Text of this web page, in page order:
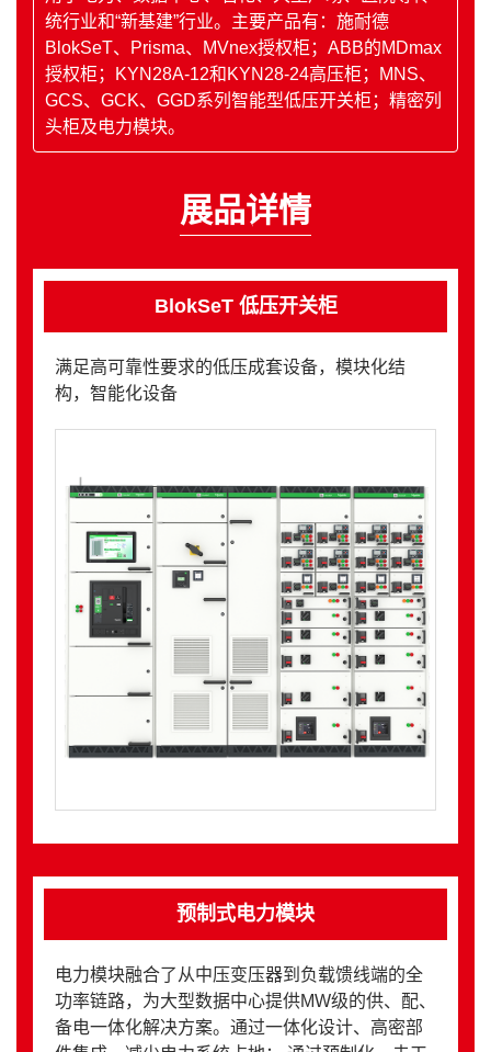
统行业和“新基建”行业。主要产品有：施耐德
BlokSeT、Prisma、MVnex授权柜；ABB的MDmax
授权柜；KYN28A-12和KYN28-24高压柜；MNS、
GCS、GCK、GGD系列智能型低压开关柜；精密列
头柜及电力模块。
展品详情
BlokSeT 低压开关柜
满足高可靠性要求的低压成套设备，模块化结
构，智能化设备
预制式电力模块
电力模块融合了从中压变压器到负载馈线端的全
功率链路，为大型数据中心提供MW级的供、配、
备电一体化解决方案。通过一体化设计、高密部